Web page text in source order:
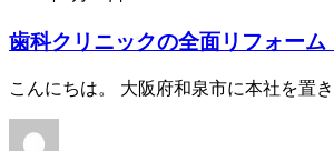
歯科クリニックの全面リフォーム
こんにちは。 大阪府和泉市に本社を置